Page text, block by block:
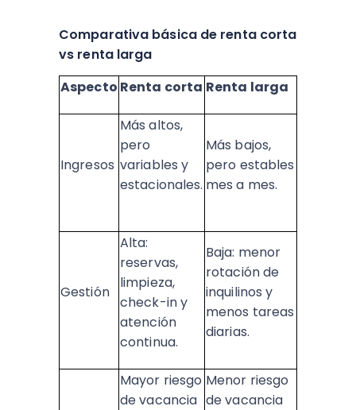
Comparativa básica de renta corta
vs renta larga
Aspecto Renta corta Renta larga
Ingresos
Más altos,
pero
variables y
estacionales.
Más bajos,
pero estables
mes a mes. ​
Gestión
Alta:
reservas,
limpieza,
check-in y
atención
continua. ​
Baja: menor
rotación de
inquilinos y
menos tareas
diarias. ​
Mayor riesgo
de vacancia
Menor riesgo
de vacancia